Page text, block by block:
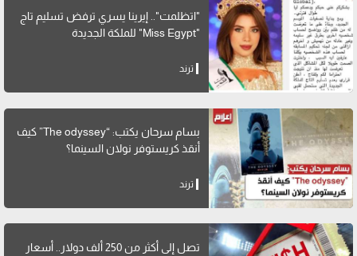
"اتظلمت".. إيرينا يسري ترفض تسليم تاج
"Miss Egypt" للملكة الجديدة
ترند
بسام سرحان يكتب: “The odyssey” كيف
أنقذ كريستوفر نولان السينما؟
ترند
تصل إلى أكثر من 250 ألف دولار.. أسعار